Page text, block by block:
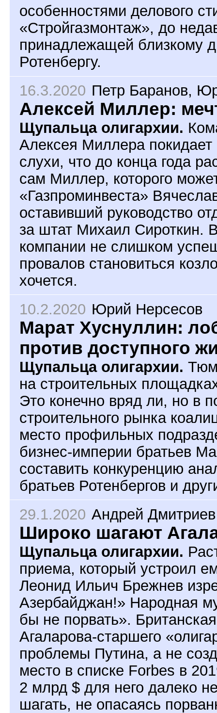
особенностями делового
«Стройгазмонтаж», до
принадлежащей близкому
Ротенбергу.
16.3.2020 Петр Баранов,
Алексей Миллер:
Щупальца олигархии.
Алексея Миллера
слухи, что до конца года
сам Миллер, которого
«Газпроминвеста»
оставивший руководство
за штат Михаил Сироткин.
компании не слишком
провалов становиться
хочется.
10.2.2020 Юрий Нерсесов
Марат Хуснуллин:
против доступного
Щупальца олигархии.
на строительных
Это конечно вряд ли, но в
строительного рынка
место профильных
бизнес-империи братьев
составить конкуренцию
братьев Ротенбергов и
29.1.2020 Андрей Дмитриев
Широко шагают
Щупальца олигархии.
приема, который устроил
Леонид Ильич Брежнев
Азербайджан!» Народная
бы не порвать».
Агаларова-старшего
проблемы Путина, а не
место в списке Forbes в
2 млрд $ для него далеко
шагать, не опасаясь